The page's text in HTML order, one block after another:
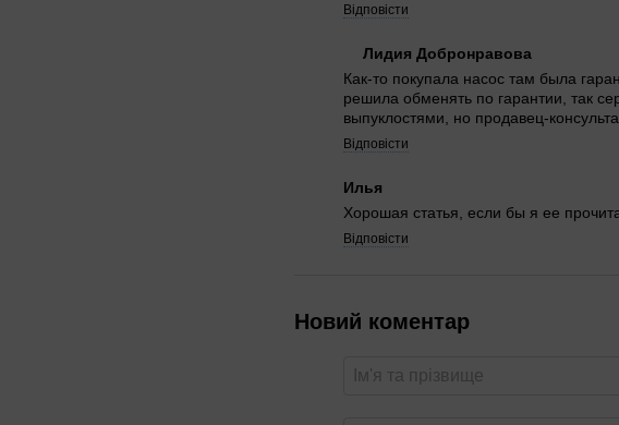
Відповісти
Лидия Добронравова
Как-то покупала насос там была
решила обменять по гарантии, так
выпуклостями, но продавец-
Відповісти
Илья
Хорошая статья, если бы я ее
Відповісти
Новий коментар